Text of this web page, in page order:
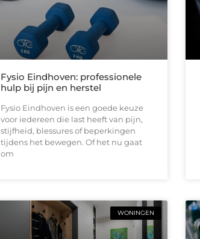
Fysio Eindhoven: professionele
hulp bij pijn en herstel
Fysio Eindhoven is een goede keuze
voor iedereen die last heeft van pijn,
stijfheid, blessures of beperkingen
tijdens het bewegen. Of het nu gaat
om
WONINGEN